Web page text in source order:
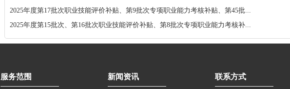
2025年度第17批次职业技能评价补贴、第9批次专项职业能力考核补贴、第45批...
2025年度第15批次、第16批次职业技能评价补贴、第8批次专项职业能力考核补...
服务范围 新闻资讯 联系方式